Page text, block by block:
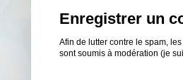
Enregistrer un
Afin de lutter contre le spam,
sont soumis à modération (je